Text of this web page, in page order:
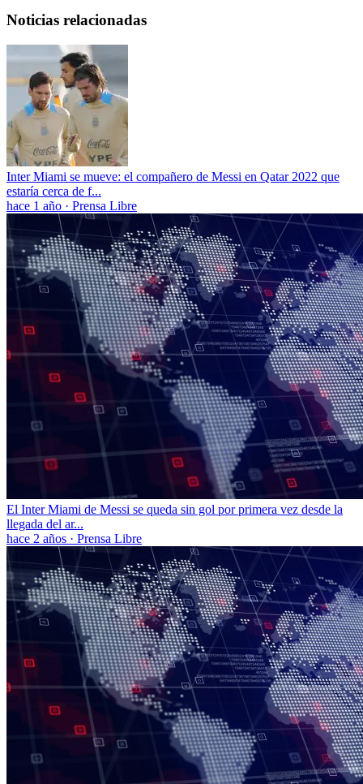
Noticias relacionadas
Inter Miami se mueve: el compañero de Messi en Qatar 2022 que
estaría cerca de f...
hace 1 año · Prensa Libre
El Inter Miami de Messi se queda sin gol por primera vez desde la
llegada del ar...
hace 2 años · Prensa Libre